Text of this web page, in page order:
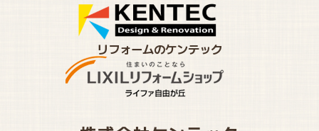
リフォームのケンテック